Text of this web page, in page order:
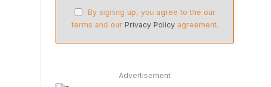
By signing up, you agree to the our
terms and our Privacy Policyagreement.
Advertisement